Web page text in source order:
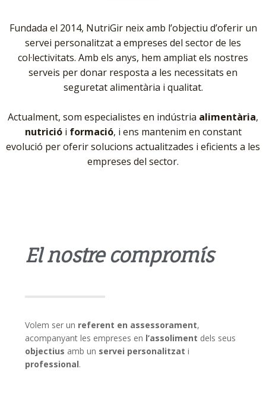
Fundada el 2014, NutriGir neix amb l’objectiu d’oferir un
servei personalitzat a empreses del sector de les
col·lectivitats. Amb els anys, hem ampliat els nostres
serveis per donar resposta a les necessitats en
seguretat alimentària i qualitat.
Actualment, som especialistes en indústria alimentària,
nutrició i formació, i ens mantenim en constant
evolució per oferir solucions actualitzades i eficients a les
empreses del sector.
El nostre compromís
Volem ser un referent en assessorament,
acompanyant les empreses en l’assoliment dels seus
objectius amb un servei personalitzat i
professional.